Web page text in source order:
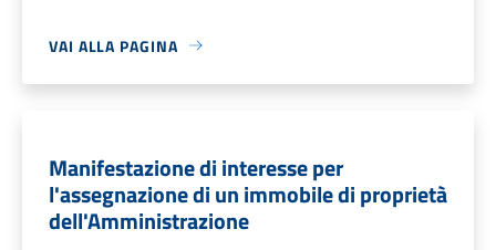
VAI ALLA PAGINA
Manifestazione di interesse per
l'assegnazione di un immobile di proprietà
dell'Amministrazione